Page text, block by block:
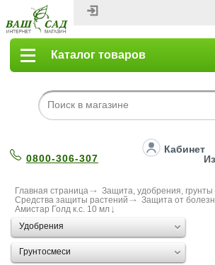
Каталог товаров
0800-306-307
Кабинет
Главная страница
Защита, удобрения, грунты
Средства защиты растений
Защита от
Амистар Голд к.с. 10 мл
Удобрения
Грунтосмеси